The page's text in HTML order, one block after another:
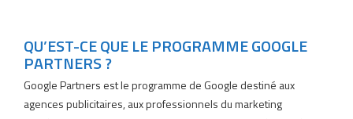
QU’EST-CE QUE LE PROGRAMME GOOGLE
PARTNERS ?
Google Partners est le programme de Google destiné aux
agences publicitaires, aux professionnels du marketing